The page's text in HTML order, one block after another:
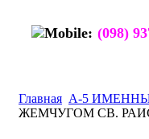
(098)
Главная А-5
ЖЕМЧУГОМ СВ.